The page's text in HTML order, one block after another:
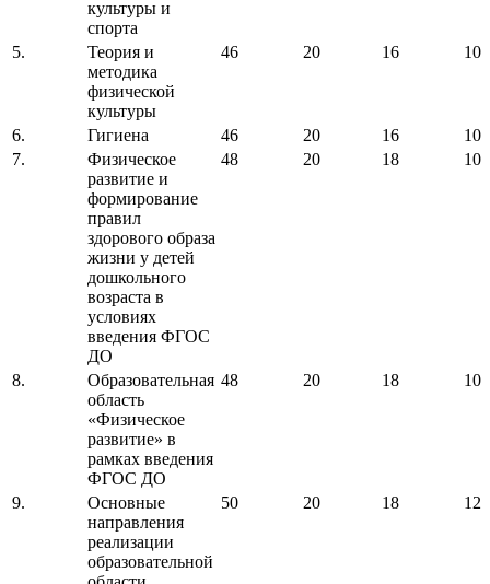
культуры и
спорта
5.
Теория и
методика
физической
культуры
46 20 16 10
6. Гигиена 46 20 16
10
7.
Физическое
развитие и
формирование
правил
здорового образа
жизни у детей
дошкольного
возраста в
условиях
введения ФГОС
ДО
48 20 18 10
8.
Образовательная
область
«Физическое
развитие» в
рамках введения
ФГОС ДО
48 20 18 10
9.
Основные
направления
реализации
образовательной
50 20 18 12